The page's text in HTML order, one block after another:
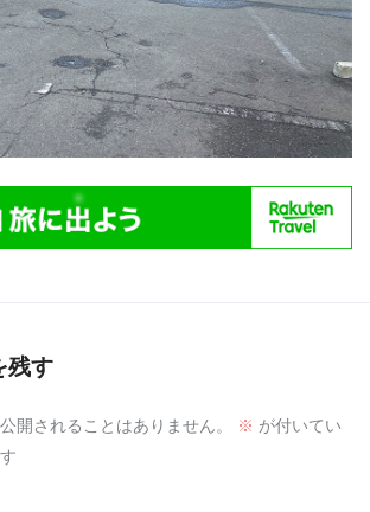
残す
開されることはありません。 ※ が付いてい